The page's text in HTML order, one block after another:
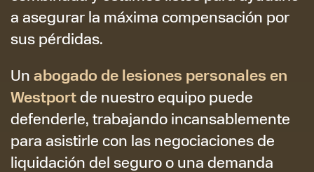
a asegurar la máxima compensación por
sus pérdidas.
Un abogado de lesiones personales en
Westportde nuestro equipo puede
defenderle, trabajando incansablemente
para asistirle con las negociaciones de
liquidación del seguro o una demanda